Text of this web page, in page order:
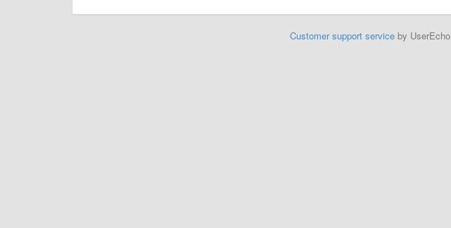
Customer support serviceby UserEcho